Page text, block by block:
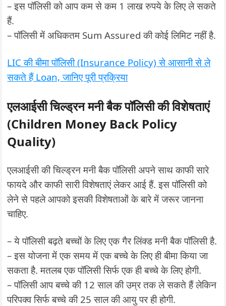
– इस पॉलिसी को आप कम से कम 1 लाख रुपये के लिए ले सकते
हैं.
– पॉलिसी में अधिकतम Sum Assured की कोई लिमिट नहीं है.
LIC की बीमा पॉलिसी (Insurance Policy) से आसानी से ले
सकते हैं Loan, जानिए पूरी प्रक्रिया
एलआईसी चिल्ड्रन मनी बैक पॉलिसी की विशेषताएं
(Children Money Back Policy
Quality)
एलआईसी की चिल्ड्रन मनी बैक पॉलिसी अपने साथ काफी सारे
फायदे और काफी सारी विशेषताएं लेकर आई हैं. इस पॉलिसी को
लेने से पहले आपको इसकी विशेषताओं के बारे में जरूर जानना
चाहिए.
– ये पॉलिसी बढ़ते बच्चों के लिए एक गैर लिंक्ड मनी बैक पॉलिसी है.
– इस योजना में एक समय में एक बच्चे के लिए ही बीमा किया जा
सकता है. मतलब एक पॉलिसी सिर्फ एक ही बच्चे के लिए होगी.
– पॉलिसी आप बच्चे की 12 साल की उम्र तक ले सकते हैं लेकिन
परिपक्व सिर्फ बच्चे की 25 साल की आयु पर ही होगी.